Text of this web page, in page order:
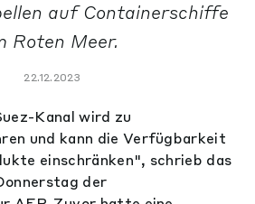
auf Containerschiffe
Roten Meer.
22.12.2023
Kanal wird zu
und kann die Verfügbarkeit
einschränken", schrieb das
der